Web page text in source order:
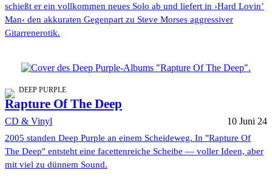
schießt er ein vollkommen neues Solo ab und liefert in ›Hard Lovin’
Man‹ den akkuraten Gegenpart zu Steve Morses aggressiver
Gitarrenerotik.
DEEP PURPLE
Rapture Of The Deep
CD & Vinyl 10 Juni 24
2005 standen Deep Purple an einem Scheideweg. In "Rapture Of
The Deep" entsteht eine facettenreiche Scheibe — voller Ideen, aber
mit viel zu dünnem Sound.